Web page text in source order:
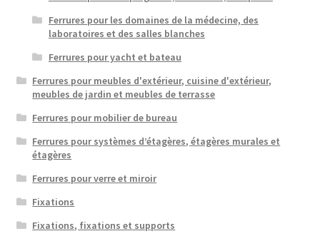
Ferrures pour les domaines de la médecine, des
laboratoires et des salles blanches
Ferrures pour yacht et bateau
Ferrures pour meubles d'extérieur, cuisine d'extérieur,
meubles de jardin et meubles de terrasse
Ferrures pour mobilier de bureau
Ferrures pour systèmes d’étagères, étagères murales et
étagères
Ferrures pour verre et miroir
Fixations
Fixations, fixations et supports